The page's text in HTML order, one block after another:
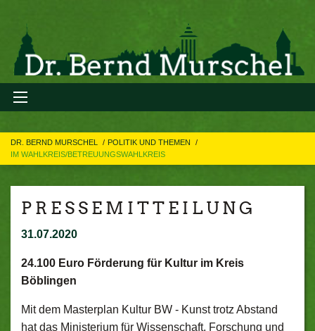
DR. BERND MURSCHEL
POLITIK UND THEMEN
IM WAHLKREIS/BETREUUNGSWAHLKREIS
P R E S S E M I T T E I L U N G
31.07.2020
24.100 Euro Förderung für Kultur im Kreis
Böblingen
Mit dem Masterplan Kultur BW - Kunst trotz Abstand
hat das Ministerium für Wissenschaft, Forschung und